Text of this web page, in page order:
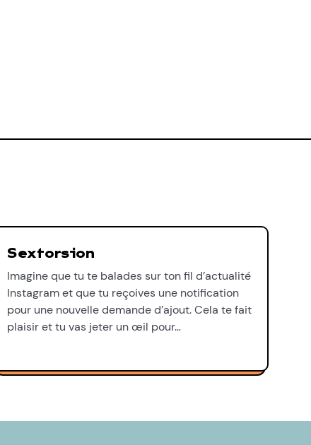
Sextorsion
Imagine que tu te balades sur ton fil d’actualité
Instagram et que tu reçoives une notification
pour une nouvelle demande d’ajout. Cela te fait
plaisir et tu vas jeter un œil pour…